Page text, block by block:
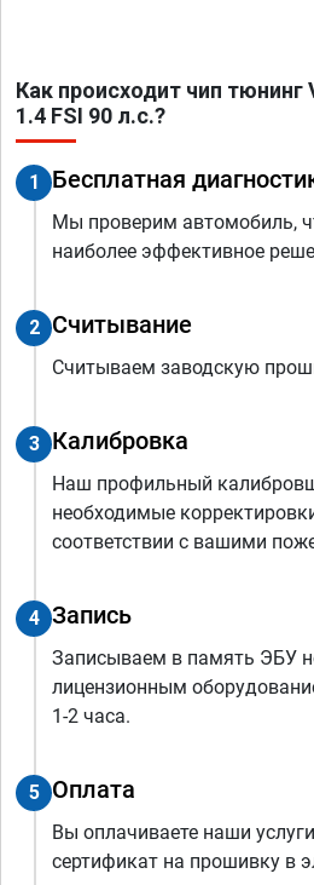
Как происходит чип тюнинг
1.4 FSI 90 л.с.?
1 Бесплатная
Мы проверим автомобиль,
наиболее эффективное
2 Считывание
Считываем заводскую
3 Калибровка
Наш профильный
необходимые
соответствии с вашими
4 Запись
Записываем в память ЭБУ
лицензионным
1-2 часа.
5 Оплата
Вы оплачиваете наши
сертификат на прошивку в